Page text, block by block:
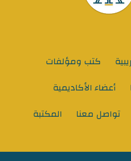
كتب ومؤلفات
أعضاء الأكاديمية
تواصل معنا المكتبة